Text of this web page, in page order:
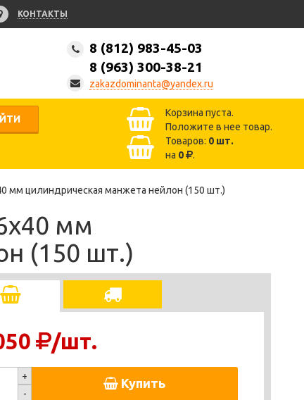
КОНТАКТЫ
8 (812) 983-45-03
8 (963) 300-38-21
zakazdominanta@yandex.ru
Корзина пуста.
Положите в нее товар.
Товаров: 0 шт.
на 0 .
мм цилиндрическая манжета нейлон (150 шт.)
мм
(150 шт.)
/шт.
+
-
Купить